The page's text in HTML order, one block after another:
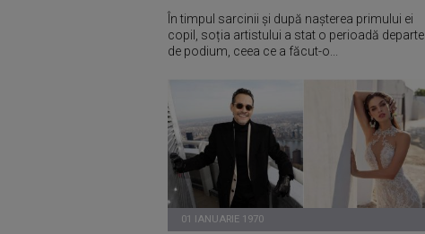
În timpul sarcinii și după nașterea primului ei
copil, soția artistului a stat o perioadă departe
de podium, ceea ce a făcut-o...
01 IANUARIE 1970